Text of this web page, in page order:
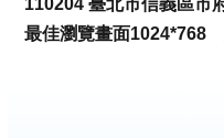
110204 臺北市信義區市
最佳瀏覽畫面1024*768